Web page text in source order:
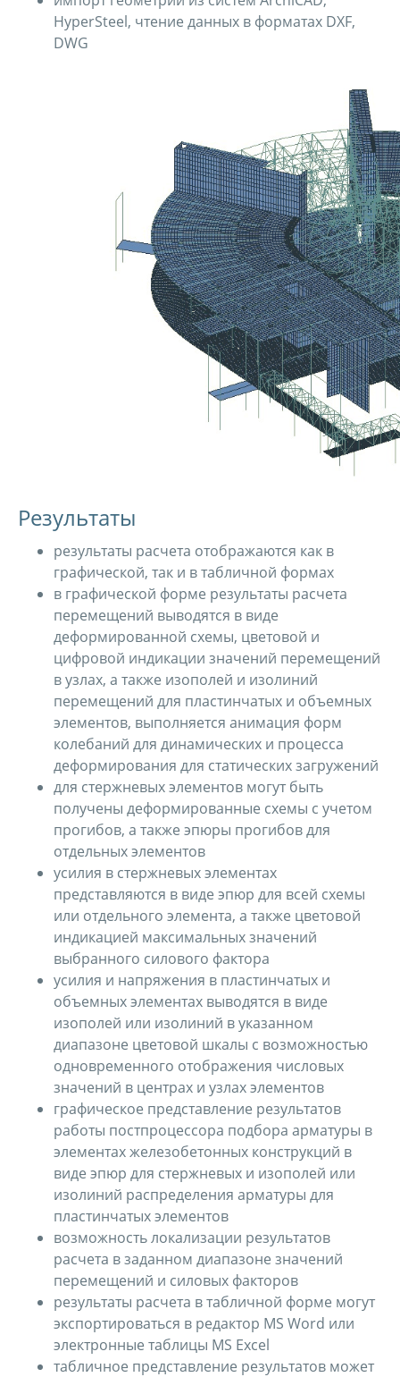
HyperSteel, чтение данных в форматах DXF,
DWG
Результаты
результаты расчета отображаются как в
графической, так и в табличной формах
в графической форме результаты расчета
перемещений выводятся в виде
деформированной схемы, цветовой и
цифровой индикации значений перемещений
в узлах, а также изополей и изолиний
перемещений для пластинчатых и объемных
элементов, выполняется анимация форм
колебаний для динамических и процесса
деформирования для статических загружений
для стержневых элементов могут быть
получены деформированные схемы с учетом
прогибов, а также эпюры прогибов для
отдельных элементов
усилия в стержневых элементах
представляются в виде эпюр для всей схемы
или отдельного элемента, а также цветовой
индикацией максимальных значений
выбранного силового фактора
усилия и напряжения в пластинчатых и
объемных элементах выводятся в виде
изополей или изолиний в указанном
диапазоне цветовой шкалы с возможностью
одновременного отображения числовых
значений в центрах и узлах элементов
графическое представление результатов
работы постпроцессора подбора арматуры в
элементах железобетонных конструкций в
виде эпюр для стержневых и изополей или
изолиний распределения арматуры для
пластинчатых элементов
возможность локализации результатов
расчета в заданном диапазоне значений
перемещений и силовых факторов
результаты расчета в табличной форме могут
экспортироваться в редактор MS Word или
электронные таблицы MS Excel
табличное представление результатов может